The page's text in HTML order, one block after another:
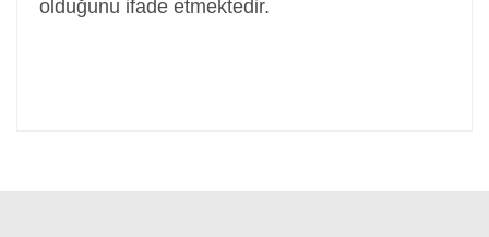
olduğunu ifade etmektedir.